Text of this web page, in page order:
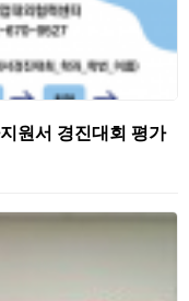
원서 경진대회 평가